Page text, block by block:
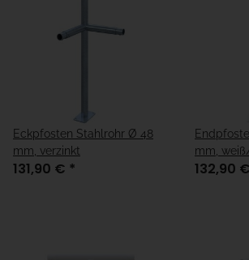
Eckpfosten Stahlrohr Ø 48
mm, verzinkt
131,90 € *
mm,
132,90 €